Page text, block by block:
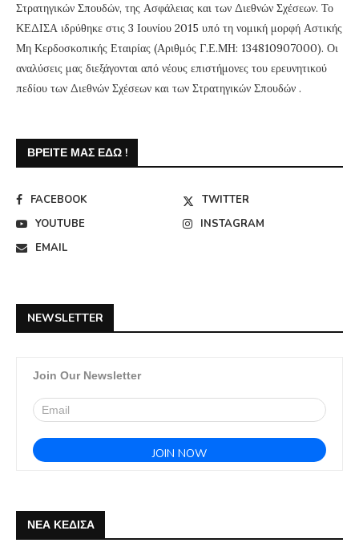
Στρατηγικών Σπουδών, της Ασφάλειας και των Διεθνών Σχέσεων. Το
ΚΕΔΙΣΑ ιδρύθηκε στις 3 Ιουνίου 2015 υπό τη νομική μορφή Αστικής
Μη Κερδοσκοπικής Εταιρίας (Αριθμός Γ.Ε.ΜΗ: 134810907000). Οι
αναλύσεις μας διεξάγονται από νέους επιστήμονες του ερευνητικού
πεδίου των Διεθνών Σχέσεων και των Στρατηγικών Σπουδών .
ΒΡΕΊΤΕ ΜΑΣ ΕΔΏ !
FACEBOOK
TWITTER
YOUTUBE
INSTAGRAM
EMAIL
NEWSLETTER
Join Our Newsletter
ΝΕΑ ΚΕΔΙΣΑ